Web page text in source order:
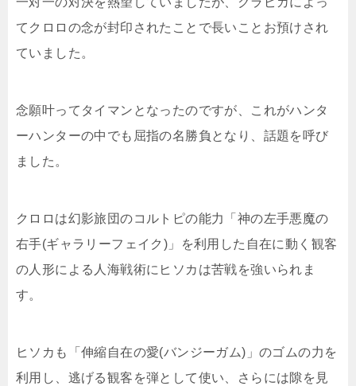
てクロロの念が封印されたことで長いことお預けされ
ていました。
念願叶ってタイマンとなったのですが、これがハンタ
ーハンターの中でも屈指の名勝負となり、話題を呼び
ました。
クロロは幻影旅団のコルトピの能力「神の左手悪魔の
右手(ギャラリーフェイク)」を利用した自在に動く観客
の人形による人海戦術にヒソカは苦戦を強いられま
す。
ヒソカも「伸縮自在の愛(バンジーガム)」のゴムの力を
利用し、逃げる観客を弾として使い、さらには隙を見